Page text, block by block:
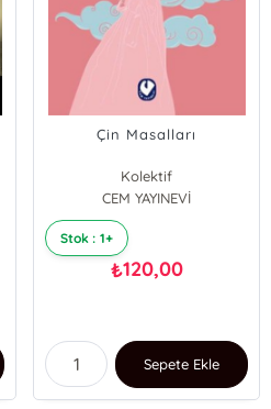
Çin Masalları
Kolektif
CEM YAYINEVİ
Stok : 1+
₺120,00
Sepete Ekle